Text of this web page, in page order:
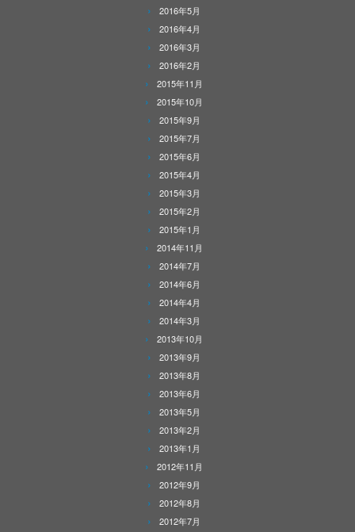
2016年5月
2016年4月
2016年3月
2016年2月
2015年11月
2015年10月
2015年9月
2015年7月
2015年6月
2015年4月
2015年3月
2015年2月
2015年1月
2014年11月
2014年7月
2014年6月
2014年4月
2014年3月
2013年10月
2013年9月
2013年8月
2013年6月
2013年5月
2013年2月
2013年1月
2012年11月
2012年9月
2012年8月
2012年7月